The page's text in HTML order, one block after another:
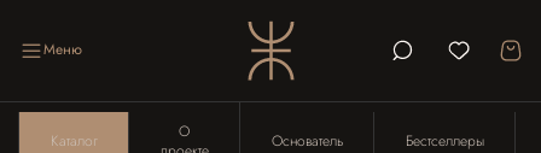
Меню
Каталог
О
Основатель Бестселлеры